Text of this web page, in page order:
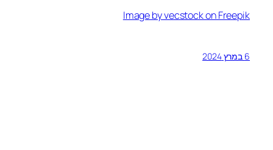
Image by vecstock on Freepik
6 במרץ 2024